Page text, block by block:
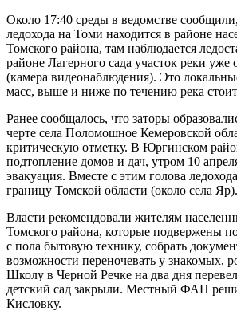
Около 17:40 среды в ведомстве
ледохода на Томи находится в районе
Томского района, там наблюдается
районе Лагерного сада участок реки уже
(камера видеонаблюдения). Это
масс, выше и ниже по течению река
Ранее сообщалось, что заторы
черте села Поломошное Кемеровской
критическую отметку. В Юргинском
подтопление домов и дач, утром 10
эвакуация. Вместе с этим голова
границу Томской области (около села Яр).
Власти рекомендовали жителям
Томского района, которые подвержены
с пола бытовую технику, собрать
возможности переночевать у знакомых,
Школу в Черной Речке на два дня
детский сад закрыли. Местный ФАП
Кисловку.